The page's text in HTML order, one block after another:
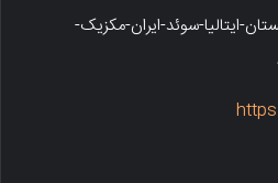
ایتالیا-سوئد-ایران-مکزیک-